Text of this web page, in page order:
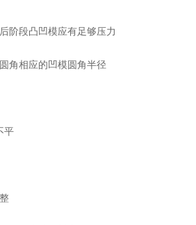
段凸凹模应有足够压力
相应的凹模圆角半径
平